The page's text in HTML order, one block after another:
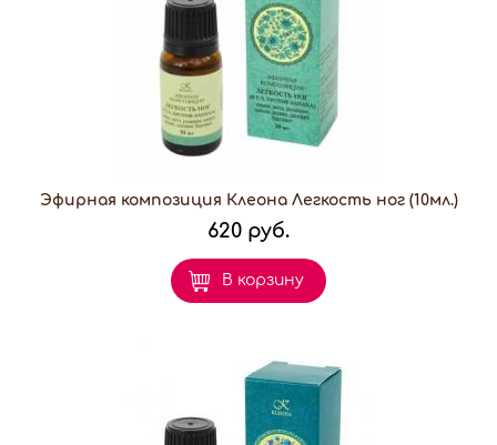
Эфирная композиция Клеона Легкость ног (10мл.)
620 руб.
В корзину